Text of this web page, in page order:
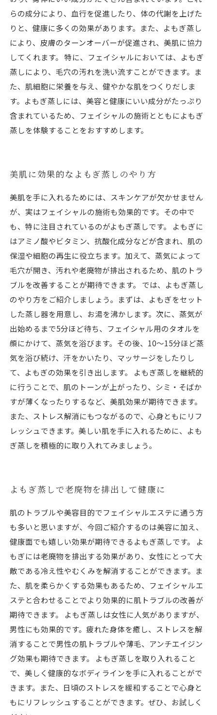
らの成分により、血行を促進したり、体の代謝を上げた
りと、健康に多くの効果があります。また、よもぎ蒸し
により、皮膚のターンオーバーが促進され、美肌に協力
してくれます。 特に、フェイシャルにおいては、よもぎ
蒸しにより、毛穴の汚れを洗い流すことができます。ま
た、肌細胞に栄養を与え、健やかな肌をつくりだしま
す。よもぎ蒸しには、美容と健康にいい成分がたっぷり
含まれているため、フェイシャルの施術とともによもぎ
蒸しを体験することをおすすめします。
美肌に効果的なよもぎ蒸しのやり方
美肌を手に入れるためには、スキンケアが欠かせません
が、実はフェイシャルの施術も効果的です。その中で
も、特に注目されているのがよもぎ蒸しです。 よもぎに
はアミノ酸やビタミン、抗酸化成分などが含まれ、肌の
保湿や細胞の再生に役立ちます。加えて、蒸気によって
毛穴が開き、汚れや老廃物が排出されるため、肌のトラ
ブルを改善することが期待できます。 では、よもぎ蒸し
のやり方をご紹介しましょう。まずは、よもぎをセット
した蒸し器を用意し、お湯を沸かします。次に、蒸気が
出始めるまで5分ほど待ち、フェイシャル用のタオルを
顔にかけて、蒸気を浴びます。その後、10〜15分ほど蒸
気を浴び続け、汗をかいたり、マッサージをしたりし
て、よもぎの効果を引き出します。 よもぎ蒸しを継続的
に行うことで、肌のトーンが上がったり、シミ・そばか
すが薄くなったりするなど、美肌効果が期待できます。
また、ストレス解消にもつながるので、心身ともにリフ
レッシュできます。美しい肌を手に入れるために、よも
ぎ蒸しを積極的に取り入れてみましょう。
よもぎ蒸しで老廃物を排出して健康に
肌のトラブルや美容目的でフェイシャルエステに通う方
も多いと思いますが、今回ご紹介するのは美容に加え、
健康面でも嬉しい効果が期待できるよもぎ蒸しです。 よ
もぎには老廃物を排出する効果があり、女性にとって大
敵である冷え性やむくみを解消することができます。ま
た、肌を柔らかくする効果もあるため、フェイシャルエ
ステと合わせることでより効果的に肌トラブルの改善が
期待できます。 よもぎ蒸しは女性に人気がありますが、
男性にも効果的です。疲れた身体を癒し、ストレスを解
消することで男性の肌トラブルや薄毛、アンチエイジン
グ効果も期待できます。 よもぎ蒸しを取り入れること
で、美しく健康的なボディラインを手に入れることがで
きます。また、日頃のストレスを緩和することで心身と
もにリフレッシュすることができます。ぜひ、お試しく